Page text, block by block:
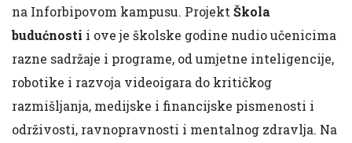
na Inforbipovom kampusu. Projekt Škola
budućnosti i ove je školske godine nudio učenicima
razne sadržaje i programe, od umjetne inteligencije,
robotike i razvoja videoigara do kritičkog
razmišljanja, medijske i financijske pismenosti i
održivosti, ravnopravnosti i mentalnog zdravlja. Na